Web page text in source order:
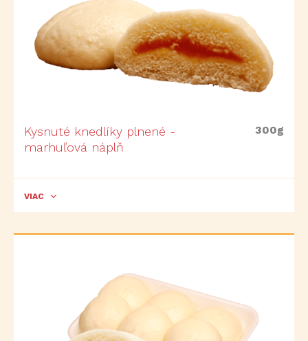
Kysnuté knedlíky plnené -
marhuľová náplň
300g
VIAC